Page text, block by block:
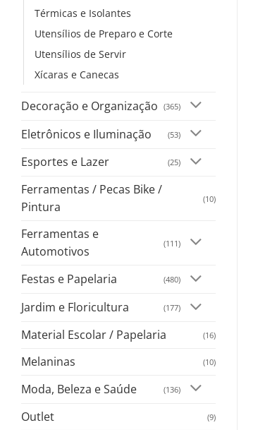
Térmicas e Isolantes
Utensílios de Preparo e Corte
Utensílios de Servir
Xícaras e Canecas
Decoração e Organização (365)
Eletrônicos e Iluminação (53)
Esportes e Lazer (25)
Ferramentas / Pecas Bike /
Pintura
(10)
Ferramentas e
Automotivos
(111)
Festas e Papelaria (480)
Jardim e Floricultura (177)
Material Escolar / Papelaria (16)
Melaninas (10)
Moda, Beleza e Saúde (136)
Outlet (9)